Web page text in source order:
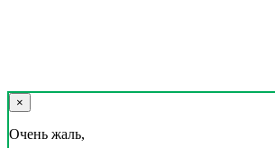
×
Очень жаль,